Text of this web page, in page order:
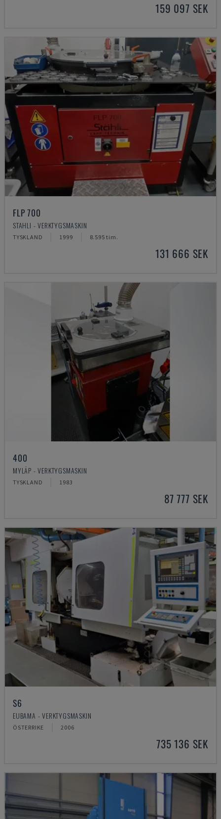
159 097 SEK
FLP 700
STAHLI - VERKTYGSMASKIN
TYSKLAND 1999 8.595 tim.
131 666 SEK
400
MYLÄP - VERKTYGSMASKIN
TYSKLAND 1983
87 777 SEK
S6
EUBAMA - VERKTYGSMASKIN
ÖSTERRIKE 2006
735 136 SEK